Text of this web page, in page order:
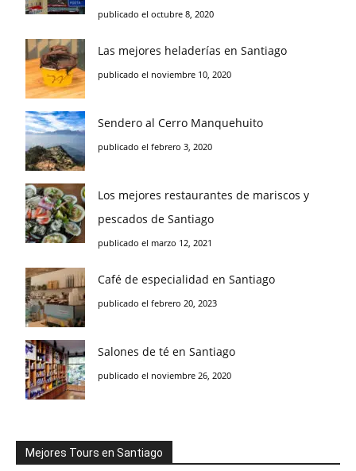
publicado el octubre 8, 2020
Las mejores heladerías en Santiago
publicado el noviembre 10, 2020
Sendero al Cerro Manquehuito
publicado el febrero 3, 2020
Los mejores restaurantes de mariscos y
pescados de Santiago
publicado el marzo 12, 2021
Café de especialidad en Santiago
publicado el febrero 20, 2023
Salones de té en Santiago
publicado el noviembre 26, 2020
Mejores Tours en Santiago